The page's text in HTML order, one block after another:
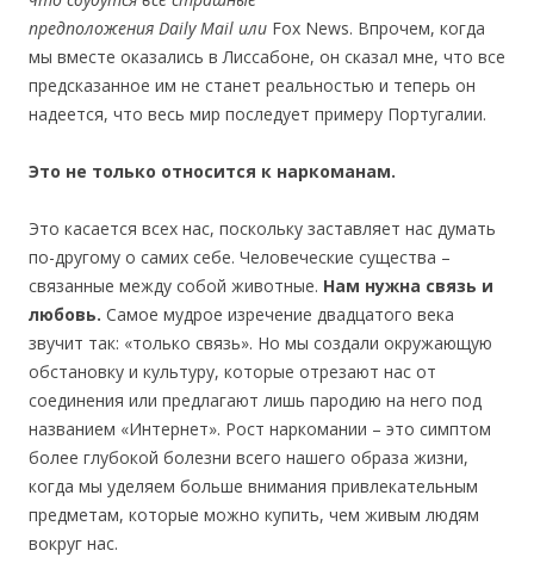
предположения DailyMail или Fox News. Впрочем, когда
мы вместе оказались в Лиссабоне, он сказал мне, что все
предсказанное им не станет реальностью и теперь он
надеется, что весь мир последует примеру Португалии.
Это не только относится к наркоманам.
Это касается всех нас, поскольку заставляет нас думать
по-другому о самих себе. Человеческие существа –
связанные между собой животные. Нам нужна связь и
любовь. Самое мудрое изречение двадцатого века
звучит так: «только связь». Но мы создали окружающую
обстановку и культуру, которые отрезают нас от
соединения или предлагают лишь пародию на него под
названием «Интернет». Рост наркомании – это симптом
более глубокой болезни всего нашего образа жизни,
когда мы уделяем больше внимания привлекательным
предметам, которые можно купить, чем живым людям
вокруг нас.